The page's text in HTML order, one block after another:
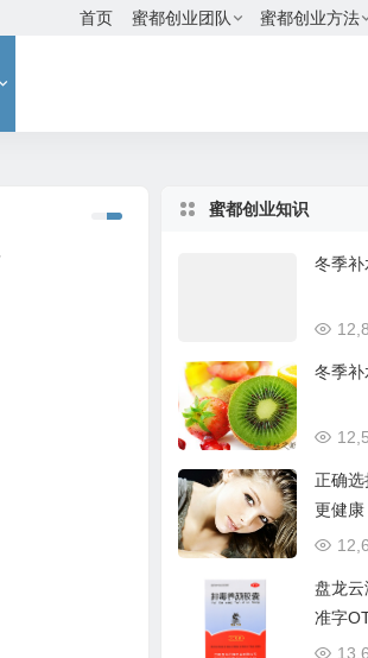
首页 蜜都创业团队 蜜都创业方法
蜜都创业知识
冬季
冬季
正确
更健康
盘龙
准字
配合